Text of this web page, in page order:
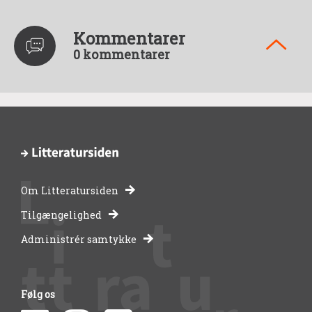
Kommentarer
0 kommentarer
-
bibliotekernes
side
Om Litteratursiden
Tilgængelighed
Administrér samtykke
Følg os